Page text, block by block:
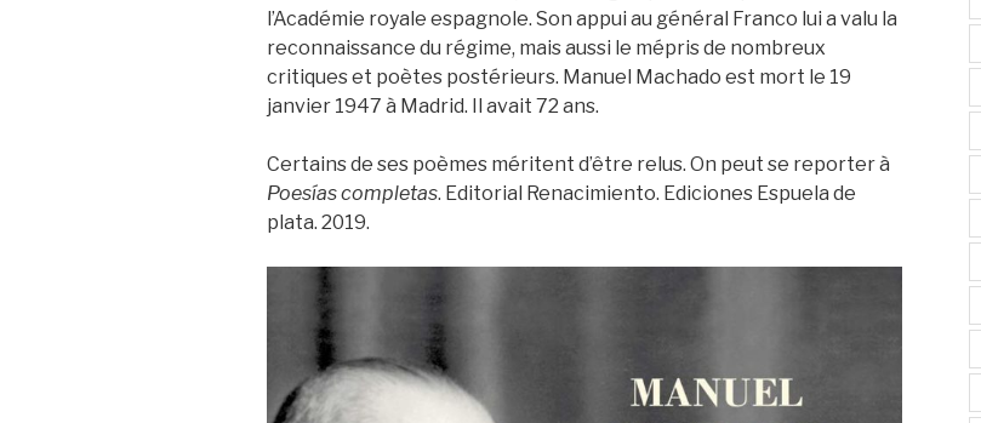
l’Académie royale espagnole. Son appui au général Franco lui a valu la
reconnaissance du régime, mais aussi le mépris de nombreux
critiques et poètes postérieurs. Manuel Machado est mort le 19
janvier 1947 à Madrid. Il avait 72 ans.
Certains de ses poèmes méritent d’être relus. On peut se reporter à
Poesías completas. Editorial Renacimiento. Ediciones Espuela de
plata. 2019.